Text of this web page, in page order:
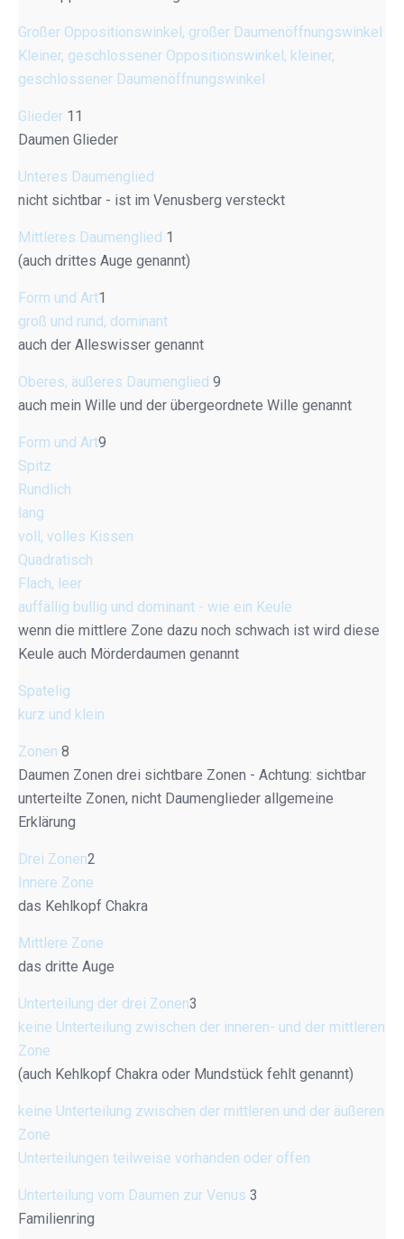
Großer Oppositionswinkel, großer Daumenöffnungswinkel
Kleiner, geschlossener Oppositionswinkel, kleiner,
geschlossener Daumenöffnungswinkel
Glieder 11
Daumen Glieder
Unteres Daumenglied
nicht sichtbar - ist im Venusberg versteckt
Mittleres Daumenglied 1
(auch drittes Auge genannt)
Form und Art1
groß und rund, dominant
auch der Alleswisser genannt
Oberes, äußeres Daumenglied 9
auch mein Wille und der übergeordnete Wille genannt
Form und Art9
Spitz
Rundlich
lang
voll, volles Kissen
Quadratisch
Flach, leer
auffällig bullig und dominant - wie ein Keule
wenn die mittlere Zone dazu noch schwach ist wird diese
Keule auch Mörderdaumen genannt
Spatelig
kurz und klein
Zonen 8
Daumen Zonen drei sichtbare Zonen - Achtung: sichtbar
unterteilte Zonen, nicht Daumenglieder allgemeine
Erklärung
Drei Zonen2
Innere Zone
das Kehlkopf Chakra
Mittlere Zone
das dritte Auge
Unterteilung der drei Zonen3
keine Unterteilung zwischen der inneren- und der mittleren
Zone
(auch Kehlkopf Chakra oder Mundstück fehlt genannt)
keine Unterteilung zwischen der mittleren und der äußeren
Zone
Unterteilungen teilweise vorhanden oder offen
Unterteilung vom Daumen zur Venus 3
Familienring